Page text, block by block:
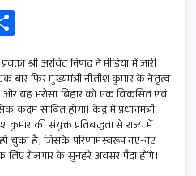
h
ar
e
श्री अरविंद निषाद ने मीडिया में जारी
बार फिर मुख्यमंत्री नीतीश कुमार के नेतृत्व
यह भरोसा बिहार को एक विकसित एवं
कदम साबित होगा। केंद्र में प्रधानमंत्री
कुमार की संयुक्त प्रतिबद्धता से राज्य में
चुका है, जिसके परिणामस्वरूप नए-नए
लिए रोजगार के सुनहरे अवसर पैदा होंगे।